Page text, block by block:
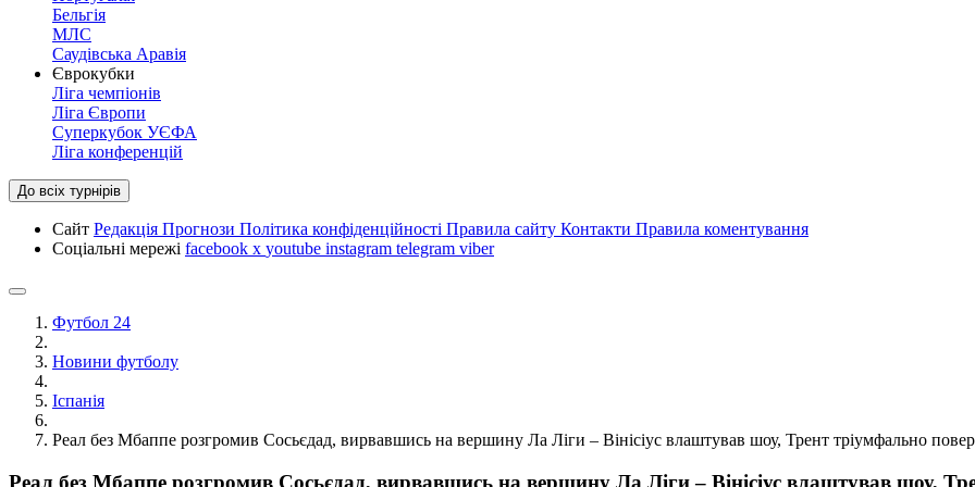
Бельгія
МЛС
Саудівська Аравія
Єврокубки
Ліга чемпіонів
Ліга Європи
Суперкубок УЄФА
Ліга конференцій
До всіх турнірів
Сайт Редакція Прогнози Політика конфіденційності Правила сайту Контакти Правила коментування
Соціальні мережі facebook x youtube instagram telegram viber
Футбол 24
Новини футболу
Іспанія
Реал без Мбаппе розгромив Сосьєдад, вирвавшись на вершину Ла Ліги – Вінісіус влаштував шоу, Трент тріумфально
Реал без Мбаппе розгромив Сосьєдад, вирвавшись на вершину Ла Ліги – Вінісіус влаштував шоу,